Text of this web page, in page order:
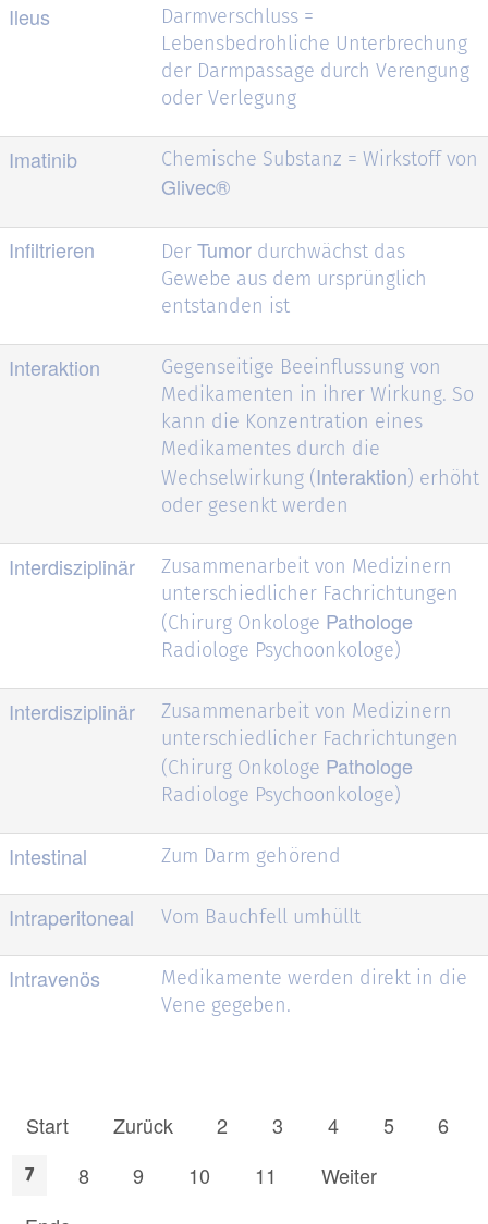
Ileus
Darmverschluss =
Lebensbedrohliche Unterbrechung
der Darmpassage durch Verengung
oder Verlegung
Imatinib Chemische Substanz = Wirkstoff von
Glivec®
Infiltrieren Der Tumor durchwächst das
Gewebe aus dem ursprünglich
entstanden ist
Interaktion
Gegenseitige Beeinflussung von
Medikamenten in ihrer Wirkung. So
kann die Konzentration eines
Medikamentes durch die
Wechselwirkung (Interaktion) erhöht
oder gesenkt werden
Interdisziplinär
Zusammenarbeit von Medizinern
unterschiedlicher Fachrichtungen
(Chirurg Onkologe Pathologe
Radiologe Psychoonkologe)
Interdisziplinär
Zusammenarbeit von Medizinern
unterschiedlicher Fachrichtungen
(Chirurg Onkologe Pathologe
Radiologe Psychoonkologe)
Intestinal Zum Darm gehörend
Intraperitoneal Vom Bauchfell umhüllt
Intravenös
Medikamente werden direkt in die
Vene gegeben.
Start Zurück 2 3 4 5 6
7 8 9 10 11
Weiter